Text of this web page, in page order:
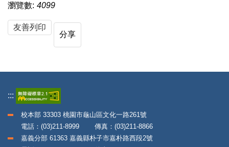
瀏覽數: 4099
友善列印
分享
:::
校本部 33303 桃園市龜山區文化一路261號
電話：(03)211-8999 傳真：(03)211-8866
嘉義分部 61363 嘉義縣朴子市嘉朴路西段2號